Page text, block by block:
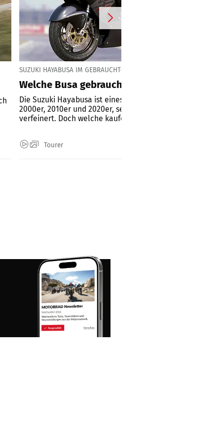
SUZUKI HAYABUSA IM GEBRAUCHT-CHECK
Welche Busa gebraucht kaufen?
Die Suzuki Hayabusa ist eines der Traumbikes der 90er,
2000er, 2010er und 2020er, seit 1999 stetig verbessert
verfeinert. Doch welche kaufen?...
Tourer